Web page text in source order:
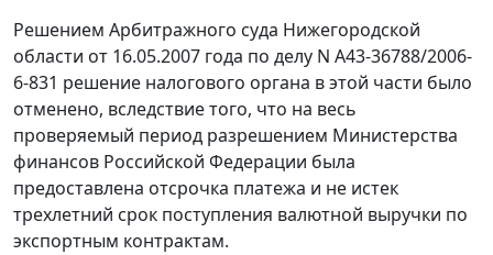
Решением Арбитражного суда Нижегородской
области от 16.05.2007 года по делу N А43-36788/2006-
6-831 решение налогового органа в этой части было
отменено, вследствие того, что на весь
проверяемый период разрешением Министерства
финансов Российской Федерации была
предоставлена отсрочка платежа и не истек
трехлетний срок поступления валютной выручки по
экспортным контрактам.